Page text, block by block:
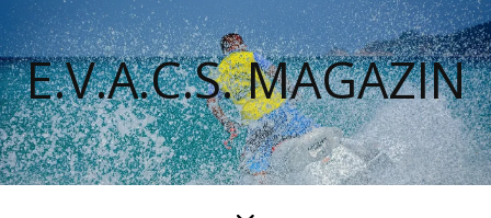
E.V.A.C.S. MAGAZIN